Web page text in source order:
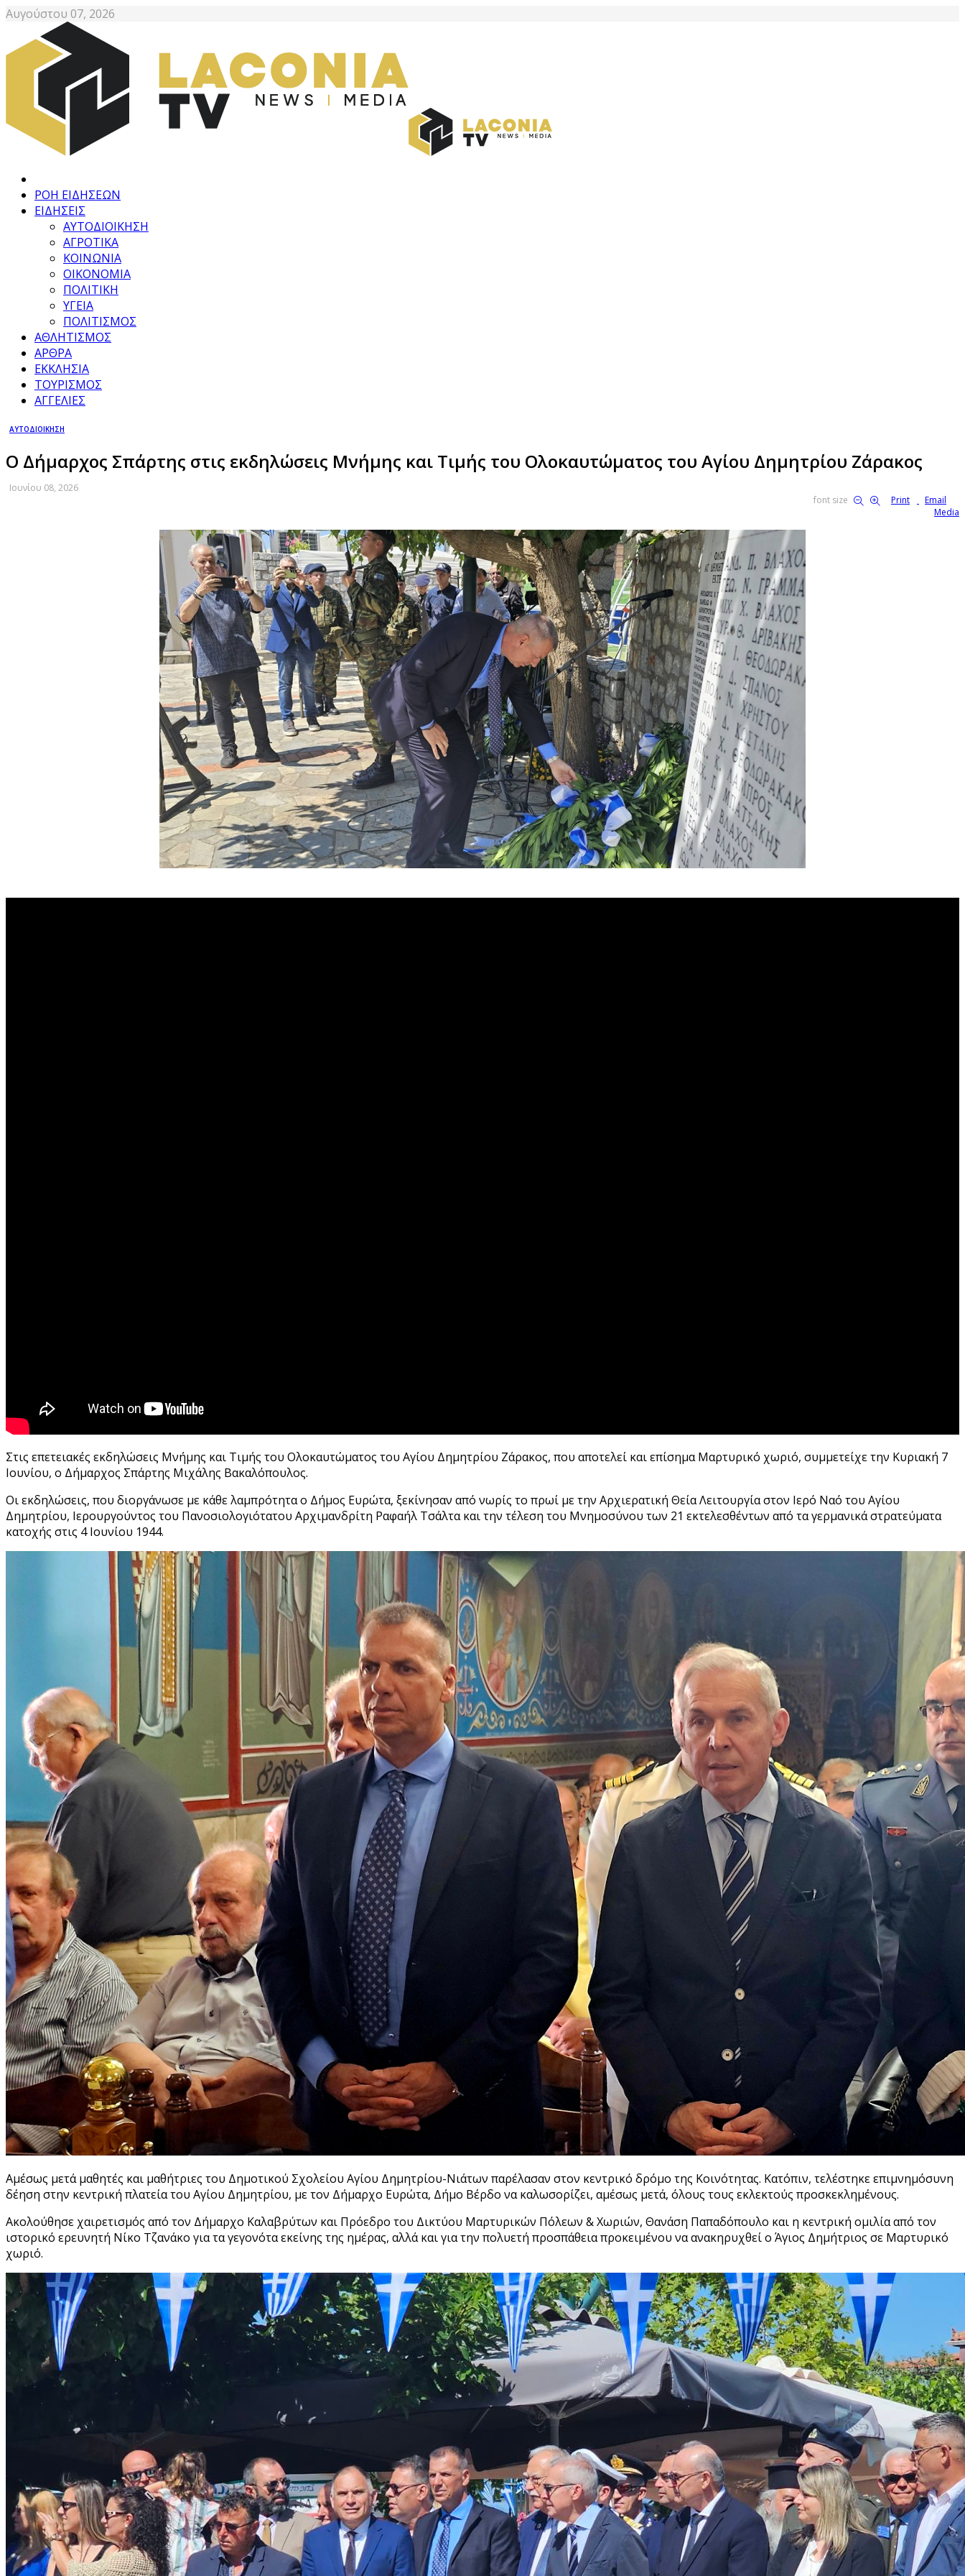
Αυγούστου 07, 2026
ΡΟΗ ΕΙΔΗΣΕΩΝ
ΕΙΔΗΣΕΙΣ
ΑΥΤΟΔΙΟΙΚΗΣΗ
ΑΓΡΟΤΙΚΑ
ΚΟΙΝΩΝΙΑ
ΟΙΚΟΝΟΜΙΑ
ΠΟΛΙΤΙΚΗ
ΥΓΕΙΑ
ΠΟΛΙΤΙΣΜΟΣ
ΑΘΛΗΤΙΣΜΟΣ
ΑΡΘΡΑ
ΕΚΚΛΗΣΙΑ
ΤΟΥΡΙΣΜΟΣ
ΑΓΓΕΛΙΕΣ
ΑΥΤΟΔΙΟΙΚΗΣΗ
Ο Δήμαρχος Σπάρτης στις εκδηλώσεις Μνήμης και Τιμής του Ολοκαυτώματος του Αγίου Δημητρίου Ζάρακος
Ιουνίου 08, 2026
font size
Print
Email
Media
Στις επετειακές εκδηλώσεις Μνήμης και Τιμής του Ολοκαυτώματος του Αγίου Δημητρίου Ζάρακος, που αποτελεί και επίσημα Μαρτυρικό χωριό, συμμετείχε την Κυριακή 7
Ιουνίου, ο Δήμαρχος Σπάρτης Μιχάλης Βακαλόπουλος.
Οι εκδηλώσεις, που διοργάνωσε με κάθε λαμπρότητα ο Δήμος Ευρώτα, ξεκίνησαν από νωρίς το πρωί με την Αρχιερατική Θεία Λειτουργία στον Ιερό Ναό του Αγίου
Δημητρίου, Ιερουργούντος του Πανοσιολογιότατου Αρχιμανδρίτη Ραφαήλ Τσάλτα και την τέλεση του Μνημοσύνου των 21 εκτελεσθέντων από τα γερμανικά στρατεύματα
κατοχής στις 4 Ιουνίου 1944.
Αμέσως μετά μαθητές και μαθήτριες του Δημοτικού Σχολείου Αγίου Δημητρίου-Νιάτων παρέλασαν στον κεντρικό δρόμο της Κοινότητας. Κατόπιν, τελέστηκε επιμνημόσυνη
δέηση στην κεντρική πλατεία του Αγίου Δημητρίου, με τον Δήμαρχο Ευρώτα, Δήμο Βέρδο να καλωσορίζει, αμέσως μετά, όλους τους εκλεκτούς προσκεκλημένους.
Ακολούθησε χαιρετισμός από τον Δήμαρχο Καλαβρύτων και Πρόεδρο του Δικτύου Μαρτυρικών Πόλεων & Χωριών, Θανάση Παπαδόπουλο και η κεντρική ομιλία από τον
ιστορικό ερευνητή Νίκο Τζανάκο για τα γεγονότα εκείνης της ημέρας, αλλά και για την πολυετή προσπάθεια προκειμένου να ανακηρυχθεί ο Άγιος Δημήτριος σε Μαρτυρικό
χωριό.